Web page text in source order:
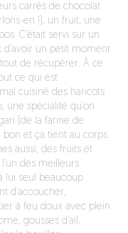
carrés de chocolat
en !), un fruit, une
C’était servi sur un
un petit moment
de récupérer. À ce
ce qui est
cuisiné des haricots
, une spécialité qu’on
(de la farine de
bon et ça tient au corps
aussi, des fruits et
des meilleurs
lui seul beaucoup
d’accoucher,
à feu doux avec plein
gousses d’ail,